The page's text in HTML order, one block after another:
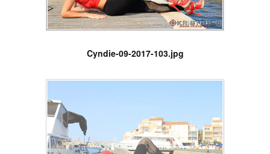
Cyndie-09-2017-103.jpg